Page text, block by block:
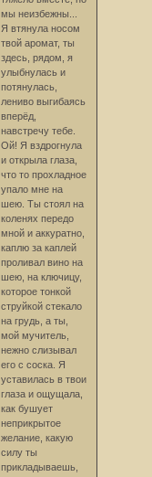
мы неизбежны...
Я втянула носом
твой аромат, ты
здесь, рядом, я
улыбнулась и
потянулась,
лениво выгибаясь
вперёд,
навстречу тебе.
Ой! Я вздрогнула
и открыла глаза,
что то прохладное
упало мне на
шею. Ты стоял на
коленях передо
мной и аккуратно,
каплю за каплей
проливал вино на
шею, на ключицу,
которое тонкой
струйкой стекало
на грудь, а ты,
мой мучитель,
нежно слизывал
его с соска. Я
уставилась в твои
глаза и ощущала,
как бушует
неприкрытое
желание, какую
силу ты
прикладываешь,